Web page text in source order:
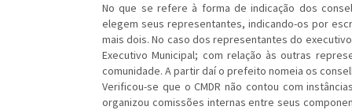
No que se refere à forma de indicação dos
elegem seus representantes, indicando-os por
mais dois. No caso dos representantes do
Executivo Municipal; com relação às outras
comunidade. A partir daí o prefeito nomeia os
Verificou-se que o CMDR não contou com
organizou comissões internas entre seus